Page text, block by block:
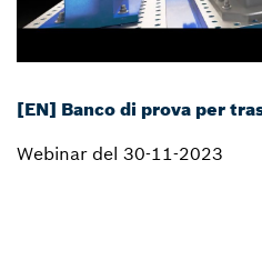
[EN] Banco di prova per
Webinar del 30-11-2023